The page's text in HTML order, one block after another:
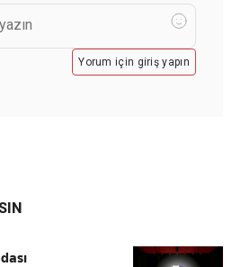
Yorum için giriş yapın